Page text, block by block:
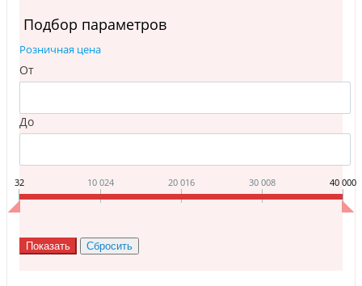
Подбор параметров
Розничная цена
От
До
32 10 024 20 016 30 008 40 000